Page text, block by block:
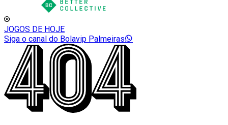
JOGOS DE HOJE
Siga o canal do Bolavip Palmeiras